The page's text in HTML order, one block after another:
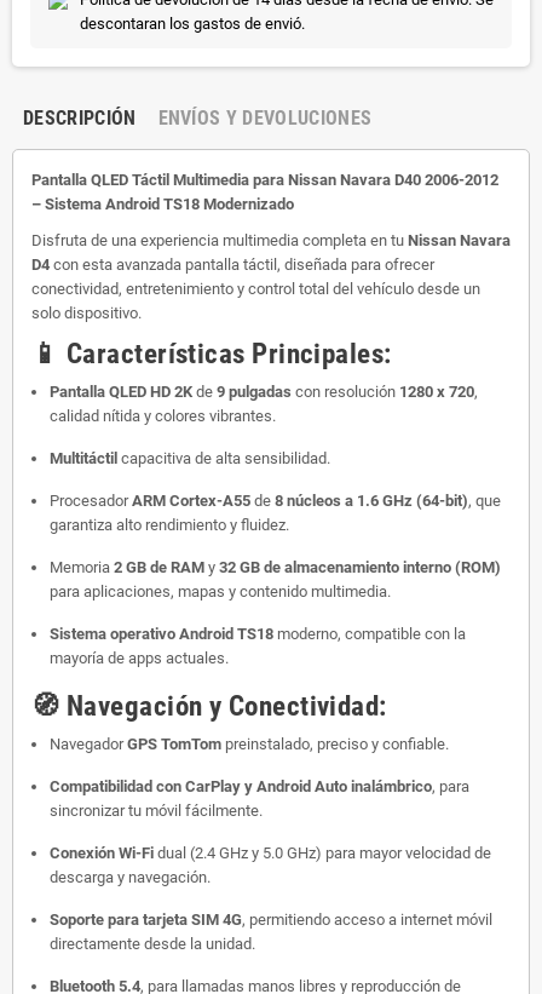
descontaran los gastos de envió.
DESCRIPCIÓN ENVÍOS Y DEVOLUCIONES
Pantalla QLED Táctil Multimedia para Nissan Navara D40 2006-2012
– Sistema Android TS18 Modernizado
Disfruta de una experiencia multimedia completa en tu Nissan Navara
D4 con esta avanzada pantalla táctil, diseñada para ofrecer
conectividad, entretenimiento y control total del vehículo desde un
solo dispositivo.
📱 Características Principales:
Pantalla QLED HD 2K de 9 pulgadas con resolución 1280 x 720,
calidad nítida y colores vibrantes.
Multitáctil capacitiva de alta sensibilidad.
ProcesadorARM Cortex-A55 de 8 núcleos a 1.6 GHz (64-bit), que
garantiza alto rendimiento y fluidez.
Memoria 2 GB de RAM y 32 GB de almacenamiento interno (ROM)
para aplicaciones, mapas y contenido multimedia.
Sistema operativo Android TS18 moderno, compatible con la
mayoría de apps actuales.
🧭 Navegación y Conectividad:
NavegadorGPS TomTom preinstalado, preciso y confiable.
Compatibilidad con CarPlay y Android Auto inalámbrico, para
sincronizar tu móvil fácilmente.
Conexión Wi-Fi dual (2.4 GHz y 5.0 GHz) para mayor velocidad de
descarga y navegación.
Soporte para tarjeta SIM 4G, permitiendo acceso a internet móvil
directamente desde la unidad.
Bluetooth 5.4, para llamadas manos libres y reproducción de